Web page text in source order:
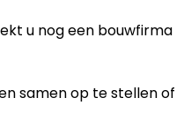
u nog een bouwfirma
samen op te stellen of